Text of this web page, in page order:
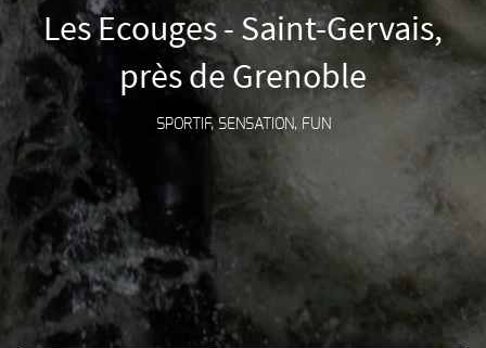
Les Ecouges - Saint-Gervais,
près de Grenoble
SPORTIF, SENSATION, FUN